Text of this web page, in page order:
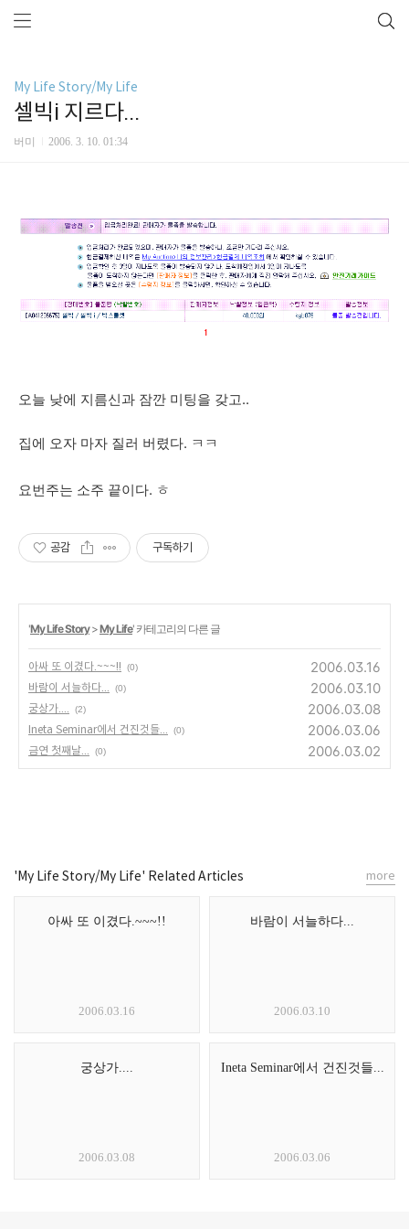
My Life Story/My Life
셀빅i 지르다...
버미 2006. 3. 10. 01:34
오늘 낮에 지름신과 잠깐 미팅을 갖고..
집에 오자 마자 질러 버렸다. ㅋㅋ
요번주는 소주 끝이다. ㅎ
공감 구독하기
'My Life Story>My Life' 카테고리의 다른 글
아싸 또 이겼다.~~~!! (0) 2006.03.16
바람이 서늘하다... (0) 2006.03.10
궁상가.... (2) 2006.03.08
Ineta Seminar에서 건진것들... (0) 2006.03.06
금연 첫째날... (0) 2006.03.02
'My Life Story/My Life' Related Articles
아싸 또 이겼다.~~~!!
2006.03.16
바람이 서늘하다...
2006.03.10
궁상가....
2006.03.08
Ineta Seminar에서 건진것들...
2006.03.06
more